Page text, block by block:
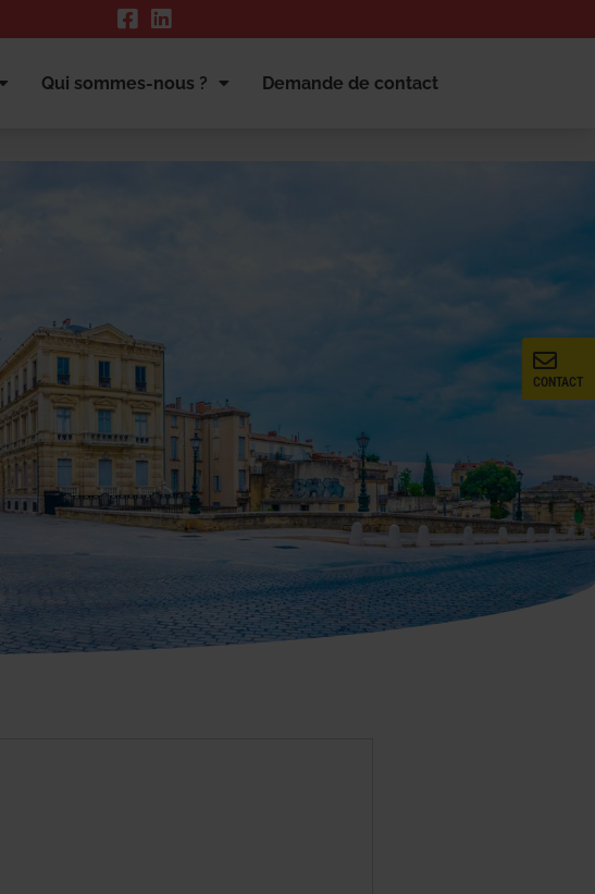
Qui sommes-nous ? Demande de contact
CONTACT